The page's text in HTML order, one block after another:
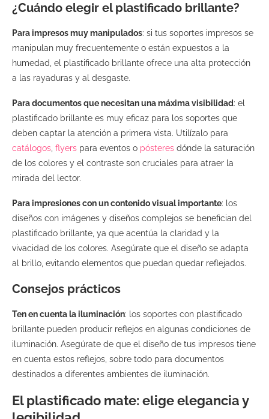
¿Cuándo elegir el plastificado brillante?
Para impresos muy manipulados: si tus soportes impresos se
manipulan muy frecuentemente o están expuestos a la
humedad, el plastificado brillante ofrece una alta protección
a las rayaduras y al desgaste.
Para documentos que necesitan una máxima visibilidad: el
plastificado brillante es muy eficaz para los soportes que
deben captar la atención a primera vista. Utilízalo para
catálogos, flyers para eventos o pósteres dónde la saturación
de los colores y el contraste son cruciales para atraer la
mirada del lector.
Para impresiones con un contenido visual importante: los
diseños con imágenes y diseños complejos se benefician del
plastificado brillante, ya que acentúa la claridad y la
vivacidad de los colores. Asegúrate que el diseño se adapta
al brillo, evitando elementos que puedan quedar reflejados.
Consejos prácticos
Ten en cuenta la iluminación: los soportes con plastificado
brillante pueden producir reflejos en algunas condiciones de
iluminación. Asegúrate de que el diseño de tus impresos tiene
en cuenta estos reflejos, sobre todo para documentos
destinados a diferentes ambientes de iluminación.
El plastificado mate: elige elegancia y